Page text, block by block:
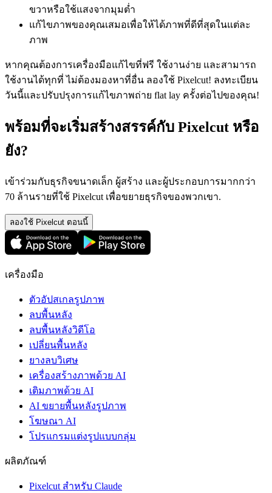
ขวาหรือใช้แสงจากมุมต่ำ
แก้ไขภาพของคุณเสมอเพื่อให้ได้ภาพที่ดีที่สุดในแต่ละ
ภาพ
หากคุณต้องการเครื่องมือแก้ไขที่ฟรี ใช้งานง่าย และสามารถ
ใช้งานได้ทุกที่ ไม่ต้องมองหาที่อื่น ลองใช้ Pixelcut! ลงทะเบียน
วันนี้และปรับปรุงการแก้ไขภาพถ่าย flat lay ครั้งต่อไปของคุณ!
พร้อมที่จะเริ่มสร้างสรรค์กับ Pixelcut หรือ
ยัง?
เข้าร่วมกับธุรกิจขนาดเล็ก ผู้สร้าง และผู้ประกอบการมากกว่า
70 ล้านรายที่ใช้ Pixelcut เพื่อขยายธุรกิจของพวกเขา.
ลองใช้ Pixelcut ตอนนี้
เครื่องมือ
ตัวอัปสเกลรูปภาพ
ลบพื้นหลัง
ลบพื้นหลังวิดีโอ
เปลี่ยนพื้นหลัง
ยางลบวิเศษ
เครื่องสร้างภาพด้วย AI
เติมภาพด้วย AI
AI ขยายพื้นหลังรูปภาพ
โฆษณา AI
โปรแกรมแต่งรูปแบบกลุ่ม
ผลิตภัณฑ์
Pixelcut สำหรับ Claude